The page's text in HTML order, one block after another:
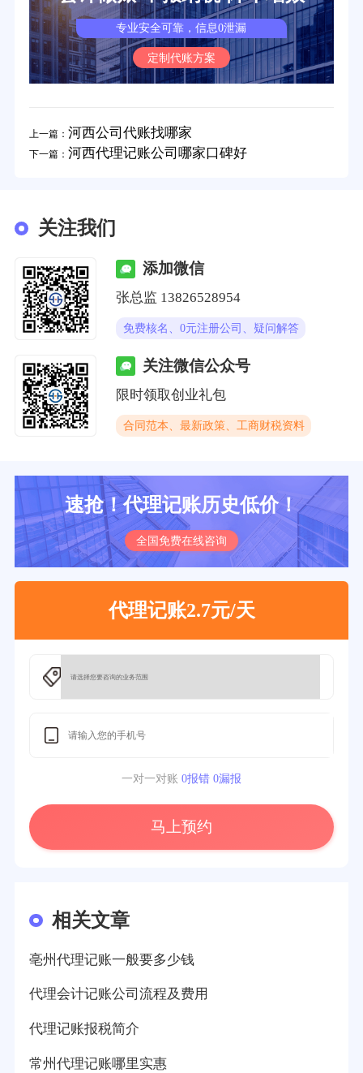
专业安全可靠，信息0泄漏
定制代账方案
上一篇： 河西公司代账找哪家
下一篇： 河西代理记账公司哪家口碑好
关注我们
添加微信
张总监 13826528954
免费核名、0元注册公司、疑问解答
关注微信公众号
限时领取创业礼包
合同范本、最新政策、工商财税资料
速抢！代理记账历史低价！
全国免费在线咨询
代理记账2.7元/天
一对一对账 0报错 0漏报
马上预约
相关文章
亳州代理记账一般要多少钱
代理会计记账公司流程及费用
代理记账报税简介
常州代理记账哪里实惠